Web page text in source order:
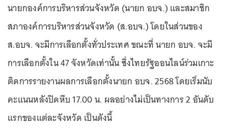
นายกองค์การบริหารส่วนจังหวัด (นายก อบจ.) และสมาชิก
สภาองค์การบริหารส่วนจังหวัด (ส.อบจ.) โดยในส่วนของ
ส.อบจ. จะมีการเลือกตั้งทั่วประเทศ ขณะที่ นายก อบจ. จะมี
การเลือกตั้งใน 47 จังหวัดเท่านั้น ซึ่งไทยรัฐออนไลน์ร่วมเกาะ
ติดการรายงานผลการเลือกตั้งนายก อบจ. 2568 โดยเริ่มนับ
คะแนนหลังปิดหีบ 17.00 น. ผลอย่างไม่เป็นทางการ 2 อันดับ
แรกของแต่ละจังหวัด เป็นดังนี้